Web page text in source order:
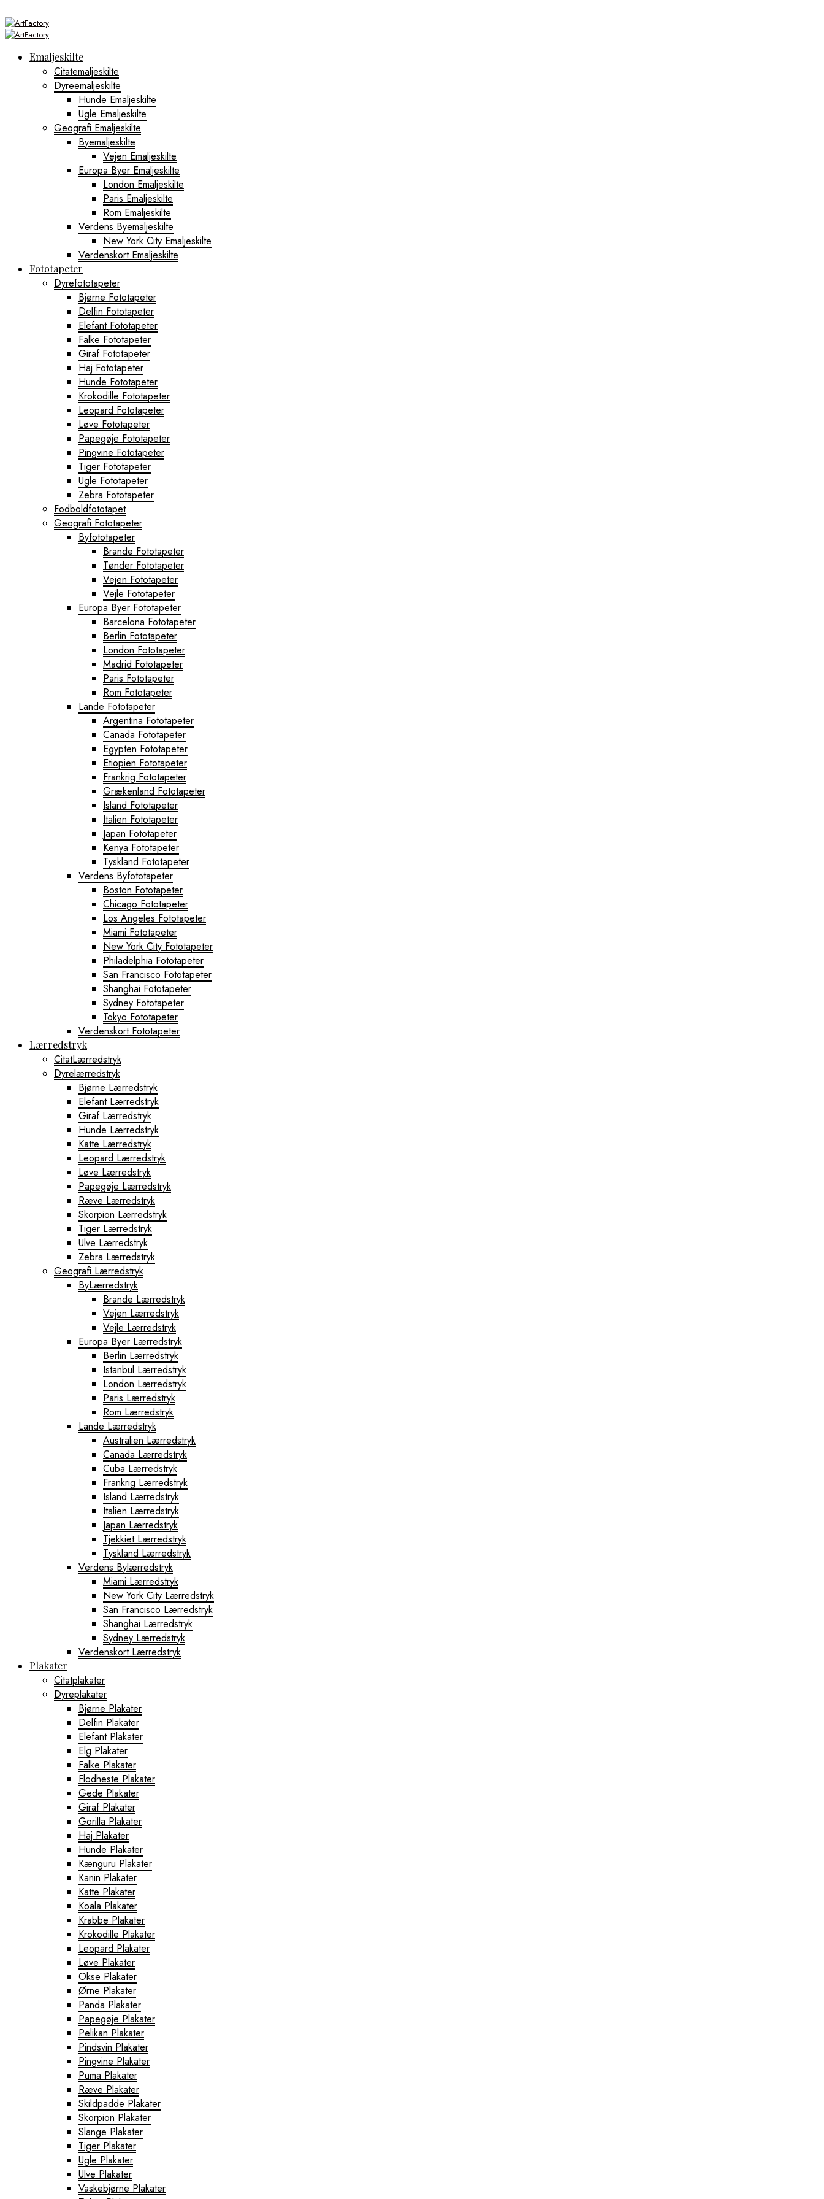
Emaljeskilte
Citatemaljeskilte
Dyreemaljeskilte
Hunde Emaljeskilte
Ugle Emaljeskilte
Geografi Emaljeskilte
Byemaljeskilte
Vejen Emaljeskilte
Europa Byer Emaljeskilte
London Emaljeskilte
Paris Emaljeskilte
Rom Emaljeskilte
Verdens Byemaljeskilte
New York City Emaljeskilte
Verdenskort Emaljeskilte
Fototapeter
Dyrefototapeter
Bjørne Fototapeter
Delfin Fototapeter
Elefant Fototapeter
Falke Fototapeter
Giraf Fototapeter
Haj Fototapeter
Hunde Fototapeter
Krokodille Fototapeter
Leopard Fototapeter
Løve Fototapeter
Papegøje Fototapeter
Pingvine Fototapeter
Tiger Fototapeter
Ugle Fototapeter
Zebra Fototapeter
Fodboldfototapet
Geografi Fototapeter
Byfototapeter
Brande Fototapeter
Tønder Fototapeter
Vejen Fototapeter
Vejle Fototapeter
Europa Byer Fototapeter
Barcelona Fototapeter
Berlin Fototapeter
London Fototapeter
Madrid Fototapeter
Paris Fototapeter
Rom Fototapeter
Lande Fototapeter
Argentina Fototapeter
Canada Fototapeter
Egypten Fototapeter
Etiopien Fototapeter
Frankrig Fototapeter
Grækenland Fototapeter
Island Fototapeter
Italien Fototapeter
Japan Fototapeter
Kenya Fototapeter
Tyskland Fototapeter
Verdens Byfototapeter
Boston Fototapeter
Chicago Fototapeter
Los Angeles Fototapeter
Miami Fototapeter
New York City Fototapeter
Philadelphia Fototapeter
San Francisco Fototapeter
Shanghai Fototapeter
Sydney Fototapeter
Tokyo Fototapeter
Verdenskort Fototapeter
Lærredstryk
CitatLærredstryk
Dyrelærredstryk
Bjørne Lærredstryk
Elefant Lærredstryk
Giraf Lærredstryk
Hunde Lærredstryk
Katte Lærredstryk
Leopard Lærredstryk
Løve Lærredstryk
Papegøje Lærredstryk
Ræve Lærredstryk
Skorpion Lærredstryk
Tiger Lærredstryk
Ulve Lærredstryk
Zebra Lærredstryk
Geografi Lærredstryk
ByLærredstryk
Brande Lærredstryk
Vejen Lærredstryk
Vejle Lærredstryk
Europa Byer Lærredstryk
Berlin Lærredstryk
Istanbul Lærredstryk
London Lærredstryk
Paris Lærredstryk
Rom Lærredstryk
Lande Lærredstryk
Australien Lærredstryk
Canada Lærredstryk
Cuba Lærredstryk
Frankrig Lærredstryk
Island Lærredstryk
Italien Lærredstryk
Japan Lærredstryk
Tjekkiet Lærredstryk
Tyskland Lærredstryk
Verdens Bylærredstryk
Miami Lærredstryk
New York City Lærredstryk
San Francisco Lærredstryk
Shanghai Lærredstryk
Sydney Lærredstryk
Verdenskort Lærredstryk
Plakater
Citatplakater
Dyreplakater
Bjørne Plakater
Delfin Plakater
Elefant Plakater
Elg Plakater
Falke Plakater
Flodheste Plakater
Gede Plakater
Giraf Plakater
Gorilla Plakater
Haj Plakater
Hunde Plakater
Kænguru Plakater
Kanin Plakater
Katte Plakater
Koala Plakater
Krabbe Plakater
Krokodille Plakater
Leopard Plakater
Løve Plakater
Okse Plakater
Ørne Plakater
Panda Plakater
Papegøje Plakater
Pelikan Plakater
Pindsvin Plakater
Pingvine Plakater
Puma Plakater
Ræve Plakater
Skildpadde Plakater
Skorpion Plakater
Slange Plakater
Tiger Plakater
Ugle Plakater
Ulve Plakater
Vaskebjørne Plakater